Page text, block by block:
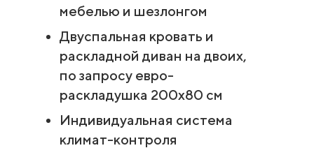
мебелью и шезлонгом
Двуспальная кровать и
раскладной диван на двоих,
по запросу евро-
раскладушка 200х80 см
Индивидуальная система
климат-контроля